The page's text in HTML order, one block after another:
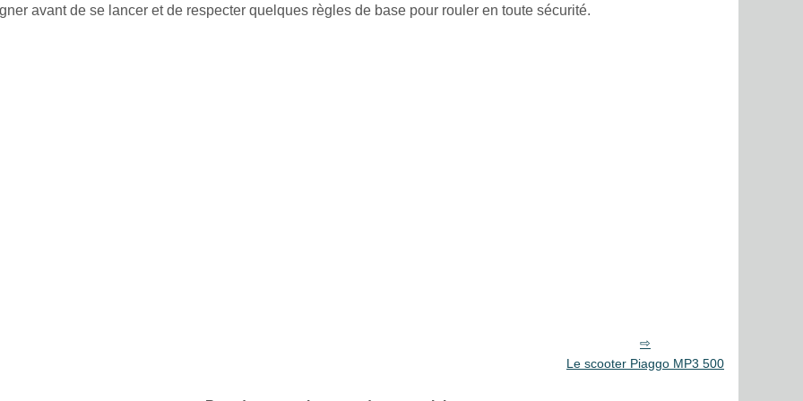
avant de se lancer et de respecter quelques règles de base pour rouler en toute sécurité.
Le scooter Piaggo MP3 500